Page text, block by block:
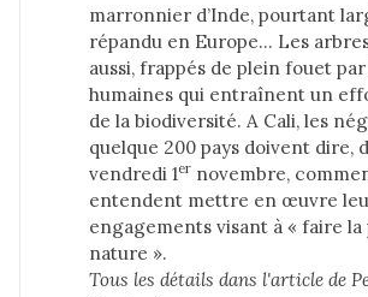
marronnier d’Inde, pourtant
répandu en Europe… Les
aussi, frappés de plein fouet
humaines qui entraînent un
de la biodiversité. A Cali, les
quelque 200 pays doivent dire,
vendredi 1er novembre,
entendent mettre en œuvre
engagements visant à « faire la
nature ».
Tous les détails dans l'article de